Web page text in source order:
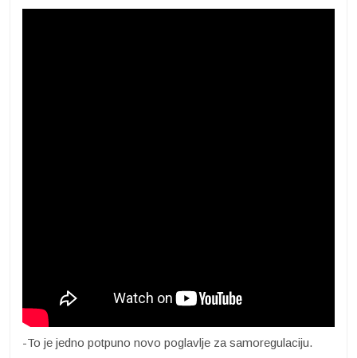
-To je jedno potpuno novo poglavlje za samoregulaciju.